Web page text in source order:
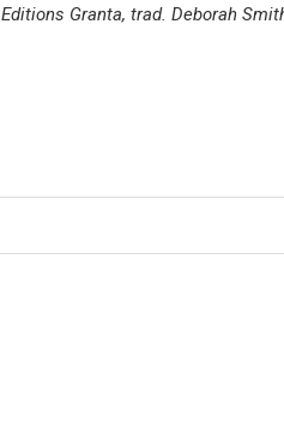
Editions Granta, trad. Deborah